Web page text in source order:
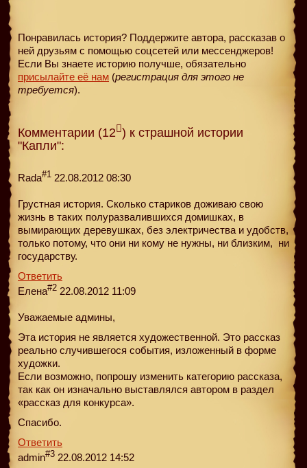
Понравилась история? Поддержите автора, рассказав о
ней друзьям с помощью соцсетей или мессенджеров!
Если Вы знаете историю получше, обязательно
присылайте её нам (регистрация для этого не
требуется).
Комментарии (12 ) к страшной истории
"Капли":
Rada#1 22.08.2012 08:30
Грустная история. Сколько стариков доживаю свою
жизнь в таких полуразвалившихся домишках, в
вымирающих деревушках, без электричества и удобств,
только потому, что они ни кому не нужны, ни близким, ни
государству.
Ответить
Елена#2 22.08.2012 11:09
Уважаемые админы,
Эта история не является художественной. Это рассказ
реально случившегося события, изложенный в форме
художки.
Если возможно, попрошу изменить категорию рассказа,
так как он изначально выставлялся автором в раздел
«рассказ для конкурса».
Спасибо.
Ответить
admin#3 22.08.2012 14:52